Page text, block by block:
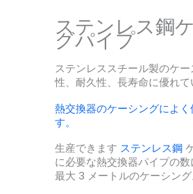
ステンレス鋼
グパイプ
ステンレススチール製のケ
性、耐久性、長寿命に優れて
熱交換器のケーシングによく
す。
生産できます ステンレス鋼
に必要な熱交換器パイプの
最大 3 メートルのケーシング